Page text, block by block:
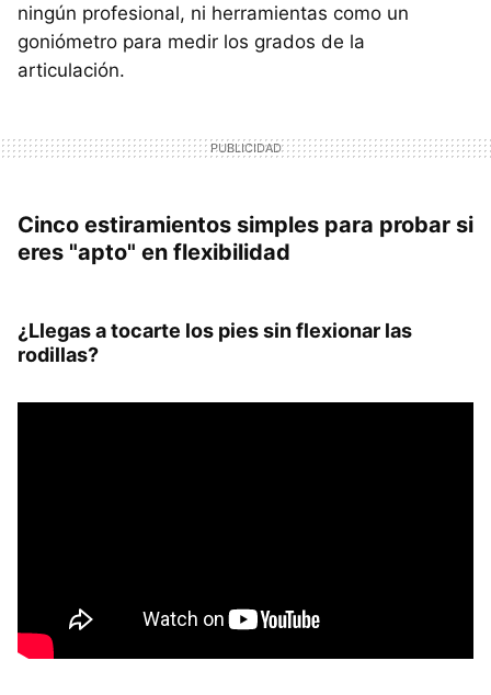
ningún profesional, ni herramientas como un
goniómetro para medir los grados de la
articulación.
Cinco estiramientos simples para probar si
eres "apto" en flexibilidad
¿Llegas a tocarte los pies sin flexionar las
rodillas?